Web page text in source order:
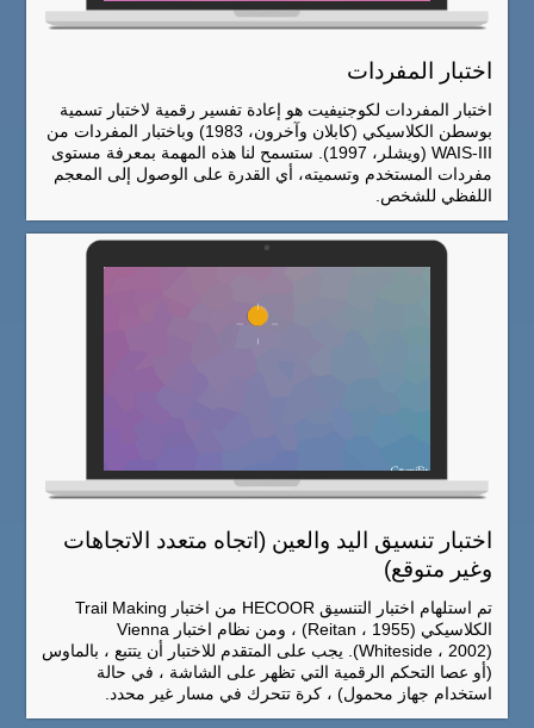
اختبار المفردات
اختبار المفردات لكوجنيفيت هو إعادة تفسير رقمية لاختبار تسمية
بوسطن الكلاسيكي (كابلان وآخرون، 1983) وباختبار المفردات من
WAIS-III (ويشلر، 1997). ستسمح لنا هذه المهمة بمعرفة مستوى
مفردات المستخدم وتسميته، أي القدرة على الوصول إلى المعجم
اللفظي للشخص.
اختبار تنسيق اليد والعين (اتجاه متعدد الاتجاهات
وغير متوقع)
تم استلهام اختبار التنسيق HECOOR من اختبار Trail Making
الكلاسيكي (Reitan ، 1955) ، ومن نظام اختبار Vienna
(Whiteside ، 2002). يجب على المتقدم للاختبار أن يتتبع ، بالماوس
(أو عصا التحكم الرقمية التي تظهر على الشاشة ، في حالة
استخدام جهاز محمول) ، كرة تتحرك في مسار غير محدد.